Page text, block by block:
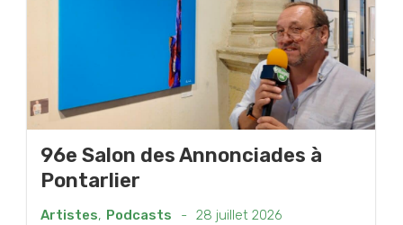
96e Salon des Annonciades à
Pontarlier
Artistes, Podcasts - 28 juillet 2026